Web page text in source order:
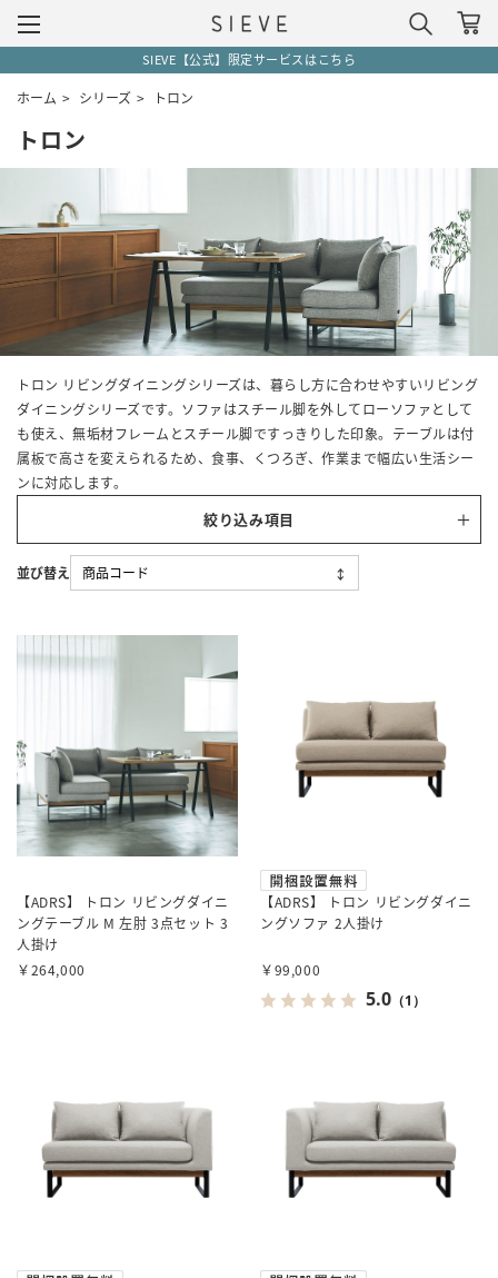
SIEVE【公式】限定サービスはこちら
ホーム > シリーズ > トロン
トロン
トロン リビングダイニングシリーズは、暮らし方に合わせやすいリビング
ダイニングシリーズです。ソファはスチール脚を外してローソファとして
も使え、無垢材フレームとスチール脚ですっきりした印象。テーブルは付
属板で高さを変えられるため、食事、くつろぎ、作業まで幅広い生活シー
ンに対応します。
絞り込み項目
【ADRS】 トロン リビングダイニ
ングテーブル M 左肘 3点セット 3
人掛け
￥264,000
【ADRS】 トロン リビングダイニ
ングソファ 2人掛け
￥99,000
5.0 （1）